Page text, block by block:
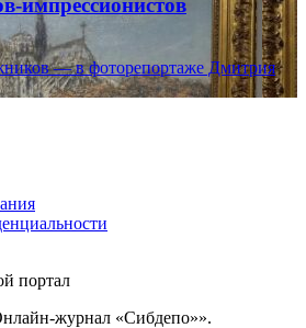
импрессионистов
— в фоторепортаже Дмитрия
портал
журнал «Сибдепо»».